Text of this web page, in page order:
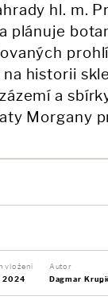
hl. m.
plánuje
historii
a
Morgany
vložení
2024
Autor
Dagmar